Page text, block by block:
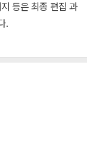
등은 최종 편집 과
.